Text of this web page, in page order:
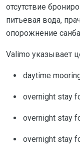
отсутствие
питьевая вода,
опорожнение
Valimo указывает
daytime
overnight stay
overnight stay
overnight stay